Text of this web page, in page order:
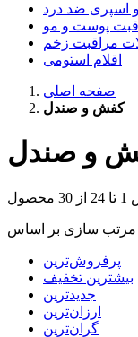
و اسپری ضد درد
پوست و مو
مراقبت زخم
اقلام استومی
صفحه اصلی
کفش و صندل
و صندل
بیشترین تخفیف
جدیدترین
ارزان‌ترین
گران‌ترین